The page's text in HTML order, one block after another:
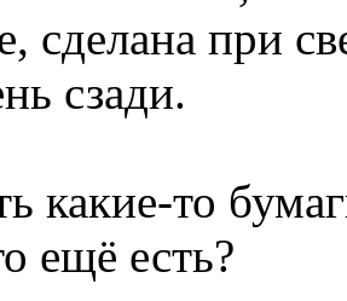
сделана при
сзади.
какие-то
ещё есть?